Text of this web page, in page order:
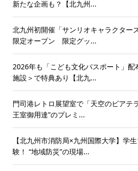
新たな企画も？【北九州...
北九州初開催「サンリオキャラクター
限定オープン 限定グッ...
2026年も「こども文化パスポート」
施設＞で特典あり【北九...
門司港レトロ展望室で「天空のビア
王室御用達”のプレミ...
【北九州市消防局×九州国際大学】学
験！ “地域防災”の現場...